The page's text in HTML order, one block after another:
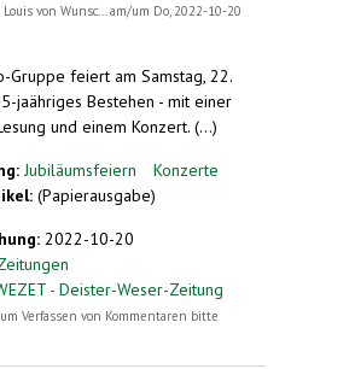
Louis von Wunsc...
am/um Do, 2022-10-20
Gruppe feiert am Samstag, 22.
jaähriges Bestehen - mit einer
und einem Konzert. (...)
Jubiläumsfeiern
Konzerte
(Papierausgabe)
2022-10-20
- Deister-Weser-Zeitung
Ein actiongeladener Thriller und Lieder aus
Verfassen von Kommentaren bitte